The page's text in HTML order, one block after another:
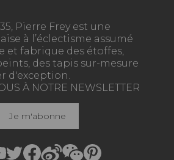
Pierre Frey est une
à l’éclectisme assumé
et fabrique des étoffes,
des tapis sur-mesure
d'exception.
À NOTRE NEWSLETTER
Je m'abonne